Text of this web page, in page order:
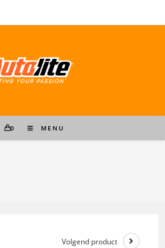
0 MENU
Volgend product